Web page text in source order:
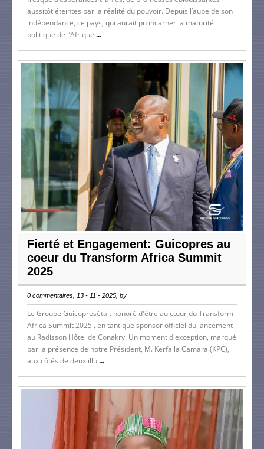
aussitôt éteintes par la réalité du pouvoir. Depuis l’aube de son
indépendance, ce pays, qui aurait pu incarner la maturité
politique de l’Afrique ...
Fierté et Engagement: Guicopres au
coeur du Transform Africa Summit
2025
0 commentaires, 13 - 11 - 2025, by
Le Groupe Guicopresétait honoré d'être au cœur du Transform
Africa Summit 2025 , en tant que sponsor officiel du lancement
au Radisson Hôtel de Conakry. Un moment d'exception, marqué
par la présence de notre Président, M. Kerfalla Camara (KPC),
aux côtés de deux illu...